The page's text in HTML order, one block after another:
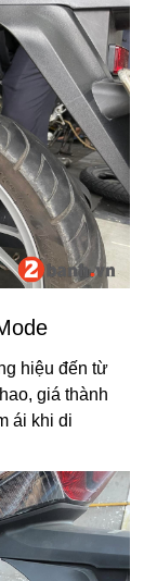
hiệu đến từ
giá thành
ái khi di